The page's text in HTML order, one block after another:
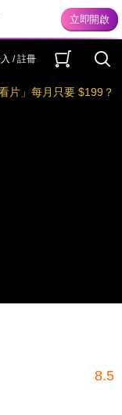
/ 註冊
看片」每月只要 $199？
8.5